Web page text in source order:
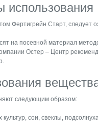
использования
Фертигрейн Старт, следует
на посевной материал
Остер – Центр
следующим образом:
сои, свеклы,